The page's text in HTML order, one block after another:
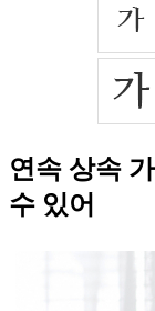
연속 상속
수 있어